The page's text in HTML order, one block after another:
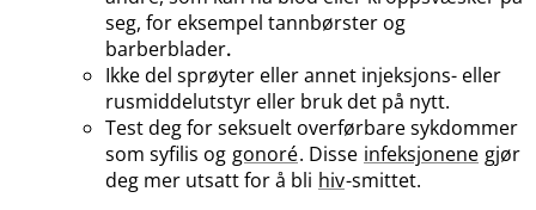
seg, for eksempel tannbørster og
barberblader.
Ikke del sprøyter eller annet injeksjons- eller
rusmiddelutstyr eller bruk det på nytt.
Test deg for seksuelt overførbare sykdommer
som syfilis og gonoré. Disse infeksjonene gjør
deg mer utsatt for å bli hiv-smittet.